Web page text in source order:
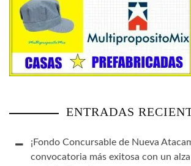
ENTRADAS
¡Fondo Concursable de Nueva
convocatoria más exitosa con un